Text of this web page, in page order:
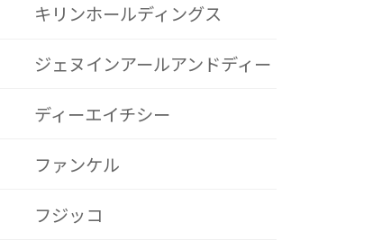
キリンホールディングス
ジェヌインアールアンドディー
ディーエイチシー
ファンケル
フジッコ